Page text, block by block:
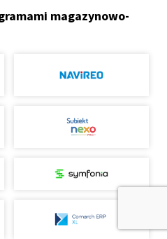
magazynowo-